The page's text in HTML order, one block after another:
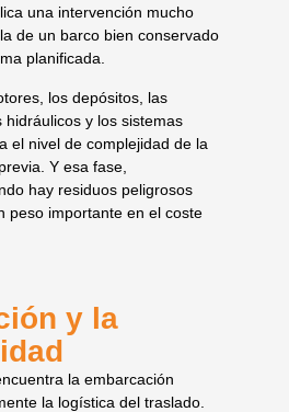
una intervención mucho
de un barco bien conservado
planificada.
los depósitos, las
hidráulicos y los sistemas
el nivel de complejidad de la
Y esa fase,
hay residuos peligrosos
peso importante en el coste
y la
la embarcación
la logística del traslado.